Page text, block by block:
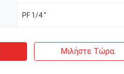
PF 1/4 ″
Μιλήστε Τώρα.